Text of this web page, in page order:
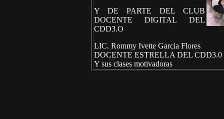
Y DE PARTE DEL CLUB
DOCENTE DIGITAL DEL
CDD3.O
LIC. Rommy Ivette Garcia Flores
DOCENTE ESTRELLA DEL CDD3.0
Y sus clases motivadoras